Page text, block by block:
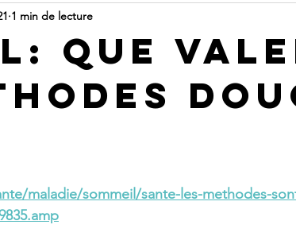
que
1 min de lecture
maladie/sommeil/sante-les-methodes-